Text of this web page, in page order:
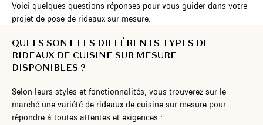
Voici quelques questions-réponses pour vous guider dans votre
projet de pose de rideaux sur mesure.
QUELS SONT LES DIFFÉRENTS TYPES DE
RIDEAUX DE CUISINE SUR MESURE
DISPONIBLES ?
Selon leurs styles et fonctionnalités, vous trouverez sur le
marché une variété de rideaux de cuisine sur mesure pour
répondre à toutes attentes et exigences :